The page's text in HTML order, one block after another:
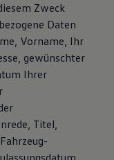
Zweck
Daten
Vorname, Ihr
gewünschter
Ihrer
Titel,